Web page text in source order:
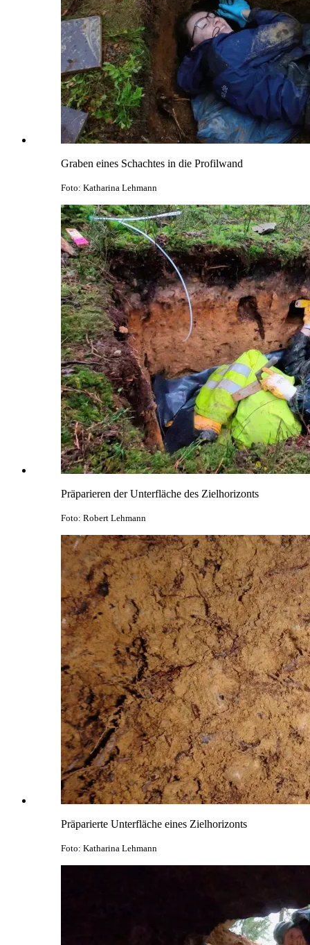
Graben eines Schachtes in die Profilwand
Foto: Katharina Lehmann
Präparieren der Unterfläche des Zielhorizonts
Foto: Robert Lehmann
Präparierte Unterfläche eines Zielhorizonts
Foto: Katharina Lehmann